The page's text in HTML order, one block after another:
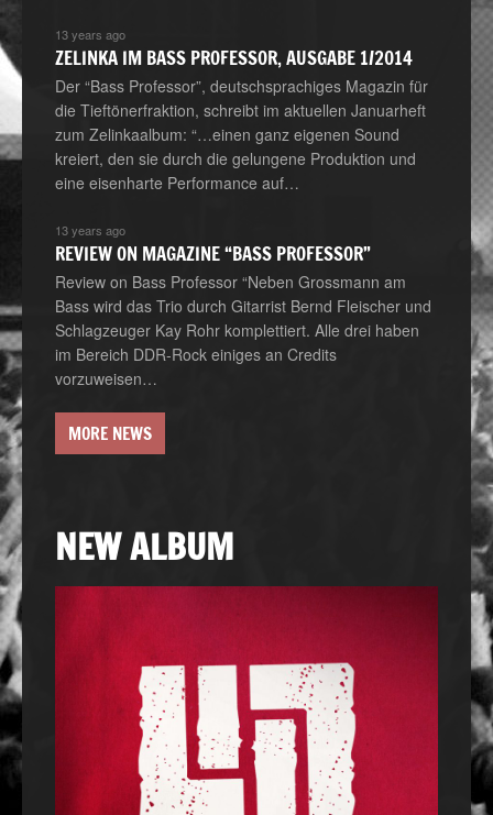
NEW ALBUM
13 years ago
ZELINKA IM BASS PROFESSOR, AUSGABE 1/2014
Der “Bass Professor”, deutschsprachiges Magazin für
die Tieftönerfraktion, schreibt im aktuellen Januarheft
zum Zelinkaalbum: “…einen ganz eigenen Sound
kreiert, den sie durch die gelungene Produktion und
eine eisenharte Performance auf…
13 years ago
REVIEW ON MAGAZINE “BASS PROFESSOR”
Review on Bass Professor “Neben Grossmann am
Bass wird das Trio durch Gitarrist Bernd Fleischer und
Schlagzeuger Kay Rohr komplettiert. Alle drei haben
im Bereich DDR-Rock einiges an Credits
vorzuweisen…
MORE NEWS